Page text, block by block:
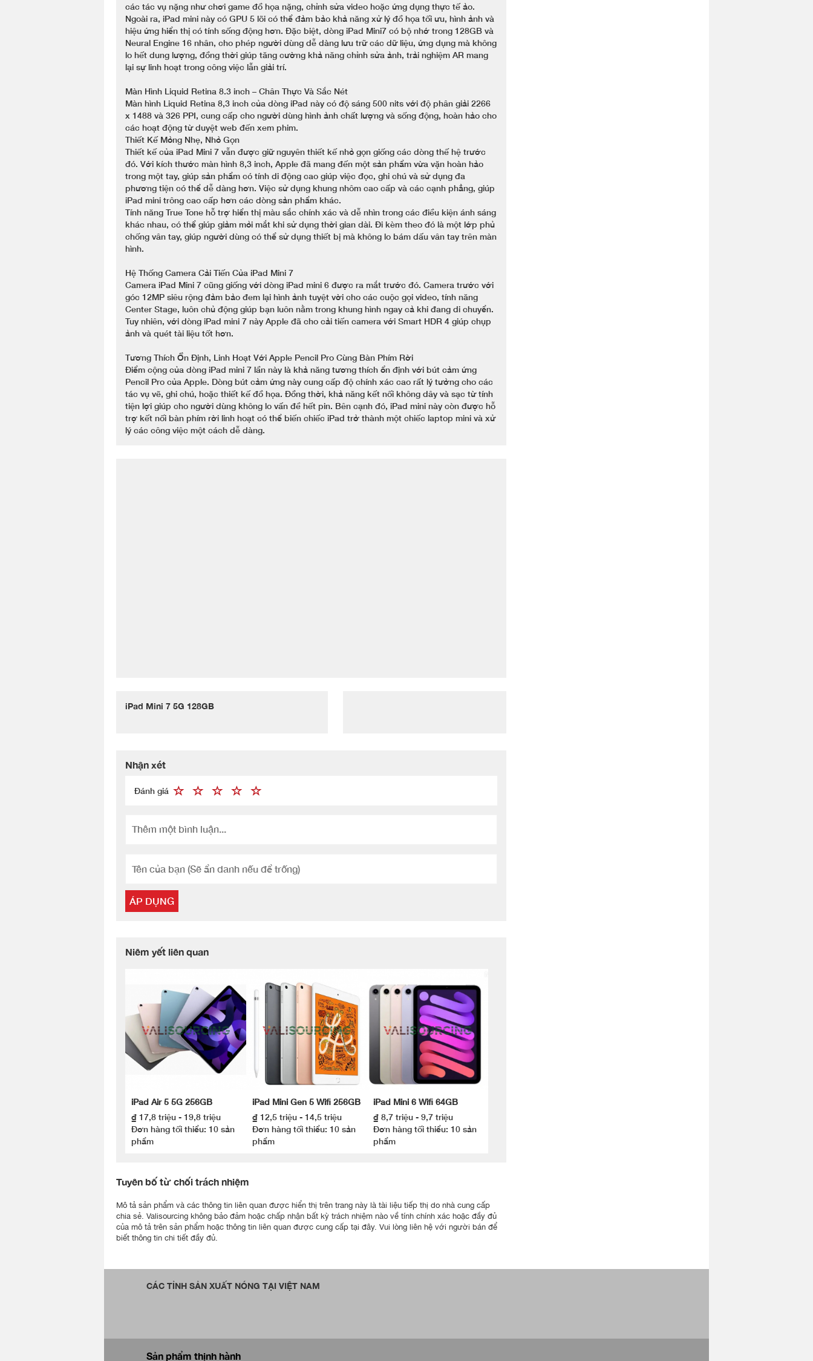
các tác vụ nặng như chơi game đồ họa nặng, chỉnh sửa video hoặc ứng dụng thực tế ảo.
Ngoài ra, iPad mini này có GPU 5 lõi có thể đảm bảo khả năng xử lý đồ họa tối ưu, hình ảnh và
hiệu ứng hiển thị có tính sống động hơn. Đặc biệt, dòng iPad Mini7 có bộ nhớ trong 128GB và
Neural Engine 16 nhân, cho phép người dùng dễ dàng lưu trữ các dữ liệu, ứng dụng mà không
lo hết dung lượng, đồng thời giúp tăng cường khả năng chỉnh sửa ảnh, trải nghiệm AR mang
lại sự linh hoạt trong công việc lẫn giải trí.
Màn Hình Liquid Retina 8.3 inch – Chân Thực Và Sắc Nét
Màn hình Liquid Retina 8,3 inch của dòng iPad này có độ sáng 500 nits với độ phân giải 2266
x 1488 và 326 PPI, cung cấp cho người dùng hình ảnh chất lượng và sống động, hoàn hảo cho
các hoạt động từ duyệt web đến xem phim.
Thiết Kế Mỏng Nhẹ, Nhỏ Gọn
Thiết kế của iPad Mini 7 vẫn được giữ nguyên thiết kế nhỏ gọn giống các dòng thế hệ trước
đó. Với kích thước màn hình 8,3 inch, Apple đã mang đến một sản phẩm vừa vặn hoàn hảo
trong một tay, giúp sản phẩm có tính di động cao giúp việc đọc, ghi chú và sử dụng đa
phương tiện có thể dễ dàng hơn. Việc sử dụng khung nhôm cao cấp và các cạnh phẳng, giúp
iPad mini trông cao cấp hơn các dòng sản phẩm khác.
Tính năng True Tone hỗ trợ hiển thị màu sắc chính xác và dễ nhìn trong các điều kiện ánh sáng
khác nhau, có thể giúp giảm mỏi mắt khi sử dụng thời gian dài. Đi kèm theo đó là một lớp phủ
chống vân tay, giúp người dùng có thể sử dụng thiết bị mà không lo bám dấu vân tay trên màn
hình.
Hệ Thống Camera Cải Tiến Của iPad Mini 7
Camera iPad Mini 7 cũng giống với dòng iPad mini 6 được ra mắt trước đó. Camera trước với
góc 12MP siêu rộng đảm bảo đem lại hình ảnh tuyệt vời cho các cuộc gọi video, tính năng
Center Stage, luôn chủ động giúp bạn luôn nằm trong khung hình ngay cả khi đang di chuyển.
Tuy nhiên, với dòng iPad mini 7 này Apple đã cho cải tiến camera với Smart HDR 4 giúp chụp
ảnh và quét tài liệu tốt hơn.
Tương Thích Ổn Định, Linh Hoạt Với Apple Pencil Pro Cùng Bàn Phím Rời
Điểm cộng của dòng iPad mini 7 lần này là khả năng tương thích ổn định với bút cảm ứng
Pencil Pro của Apple. Dòng bút cảm ứng này cung cấp độ chính xác cao rất lý tưởng cho các
tác vụ vẽ, ghi chú, hoặc thiết kế đồ họa. Đồng thời, khả năng kết nối không dây và sạc từ tính
tiện lợi giúp cho người dùng không lo vấn đề hết pin. Bên cạnh đó, iPad mini này còn được hỗ
trợ kết nối bàn phím rời linh hoạt có thể biến chiếc iPad trở thành một chiếc laptop mini và xử
lý các công việc một cách dễ dàng.
iPad Mini 7 5G 128GB
Nhận xét
Đánh giá
ÁP DỤNG
Niêm yết liên quan
iPad Air 5 5G 256GB
₫ 17,8 triệu - 19,8 triệu
Đơn hàng tối thiểu: 10 sản
phẩm
iPad Mini Gen 5 Wifi 256GB
₫ 12,5 triệu - 14,5 triệu
Đơn hàng tối thiểu: 10 sản
phẩm
iPad Mini 6 Wifi 64GB
₫ 8,7 triệu - 9,7 triệu
Đơn hàng tối thiểu: 10 sản
phẩm
Tuyên bố từ chối trách nhiệm
Mô tả sản phẩm và các thông tin liên quan được hiển thị trên trang này là tài liệu tiếp thị do nhà cung cấp
chia sẻ. Valisourcing không bảo đảm hoặc chấp nhận bất kỳ trách nhiệm nào về tính chính xác hoặc đầy đủ
của mô tả trên sản phẩm hoặc thông tin liên quan được cung cấp tại đây. Vui lòng liên hệ với người bán để
biết thông tin chi tiết đầy đủ.
CÁC TỈNH SẢN XUẤT NÓNG TẠI VIỆT NAM
Sản phẩm thịnh hành